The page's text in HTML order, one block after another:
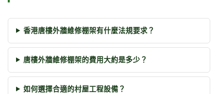
香港唐樓外牆維修棚架有什麼法規要求？
唐樓外牆維修棚架的費用大約是多少？
如何選擇合適的村屋工程設備？